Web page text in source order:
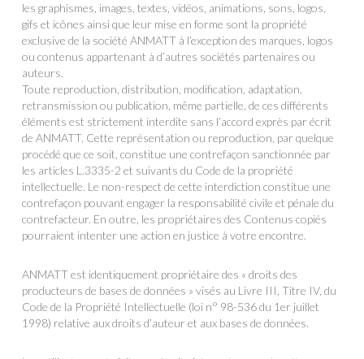
les graphismes, images, textes, vidéos, animations, sons, logos,
gifs et icônes ainsi que leur mise en forme sont la propriété
exclusive de la société ANMATT à l’exception des marques, logos
ou contenus appartenant à d’autres sociétés partenaires ou
auteurs.
Toute reproduction, distribution, modification, adaptation,
retransmission ou publication, même partielle, de ces différents
éléments est strictement interdite sans l’accord exprès par écrit
de ANMATT. Cette représentation ou reproduction, par quelque
procédé que ce soit, constitue une contrefaçon sanctionnée par
les articles L.3335-2 et suivants du Code de la propriété
intellectuelle. Le non-respect de cette interdiction constitue une
contrefaçon pouvant engager la responsabilité civile et pénale du
contrefacteur. En outre, les propriétaires des Contenus copiés
pourraient intenter une action en justice à votre encontre.
ANMATT est identiquement propriétaire des « droits des
producteurs de bases de données » visés au Livre III, Titre IV, du
Code de la Propriété Intellectuelle (loi n° 98-536 du 1er juillet
1998) relative aux droits d’auteur et aux bases de données.